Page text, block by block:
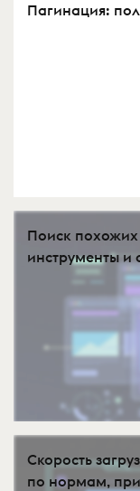
Пагинация:
Поиск похожих
инструменты и
Скорость
по нормам,